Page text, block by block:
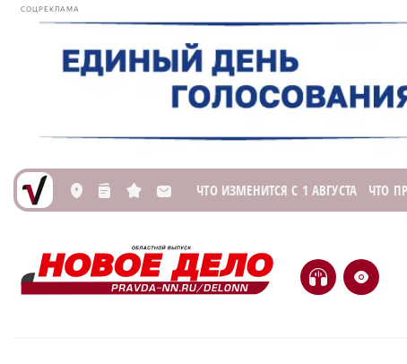
СОЦРЕКЛАМА
L n s M ЧТО ИЗМЕНИТСЯ С 1 АВГУСТА ЧТО
H e